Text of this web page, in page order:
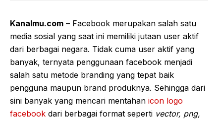
Kanalmu.com – Facebook merupakan salah satu
media sosial yang saat ini memiliki jutaan user aktif
dari berbagai negara. Tidak cuma user aktif yang
banyak, ternyata penggunaan facebook menjadi
salah satu metode branding yang tepat baik
pengguna maupun brand produknya. Sehingga dari
sini banyak yang mencari mentahan icon logo
facebook dari berbagai format seperti vector, png,